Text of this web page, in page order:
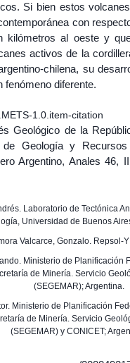
Si bien estos
con
kilómetros al oeste y
activos de la
chilena, su
fenómeno diferente.
1.0.item-citation
Geológico de la
de Geología y Recursos
Argentino, Anales 46,
Laboratorio de Tectónica
Universidad de Buenos
Valcarce, Gonzalo. Repsol-
Ministerio de Planificación
de Minería. Servicio
(SEGEMAR); Argentina.
Ministerio de Planificación
de Minería. Servicio
(SEGEMAR) y CONICET;